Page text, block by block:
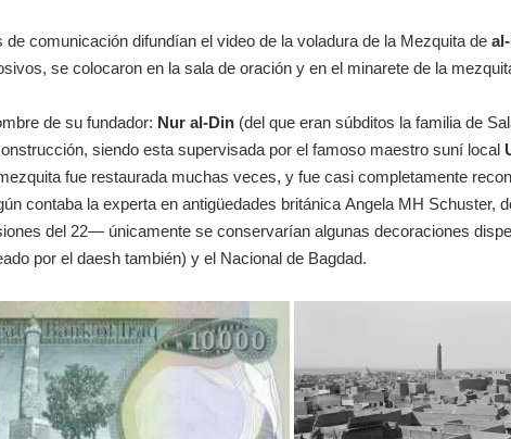
de comunicación difundían el video de la voladura de la Mezquita de
se colocaron en la sala de oración y en el minarete de la
de su fundador: Nur al-Din (del que eran súbditos la familia de
siendo esta supervisada por el famoso maestro suní local
fue restaurada muchas veces, y fue casi completamente
contaba la experta en antigüedades británica Angela MH Schuster, d
del 22— únicamente se conservarían algunas decoraciones
por el daesh también) y el Nacional de Bagdad.